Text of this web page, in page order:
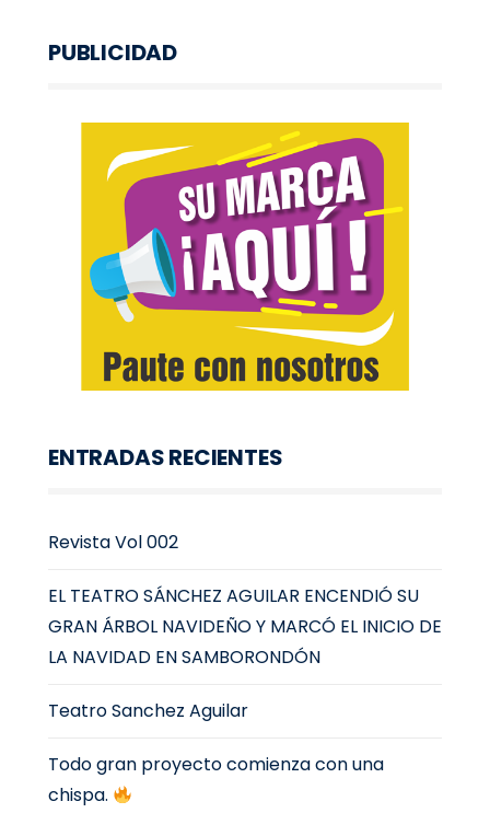
PUBLICIDAD
ENTRADAS RECIENTES
Revista Vol 002
EL TEATRO SÁNCHEZ AGUILAR ENCENDIÓ SU
GRAN ÁRBOL NAVIDEÑO Y MARCÓ EL INICIO DE
LA NAVIDAD EN SAMBORONDÓN
Teatro Sanchez Aguilar
Todo gran proyecto comienza con una
chispa.